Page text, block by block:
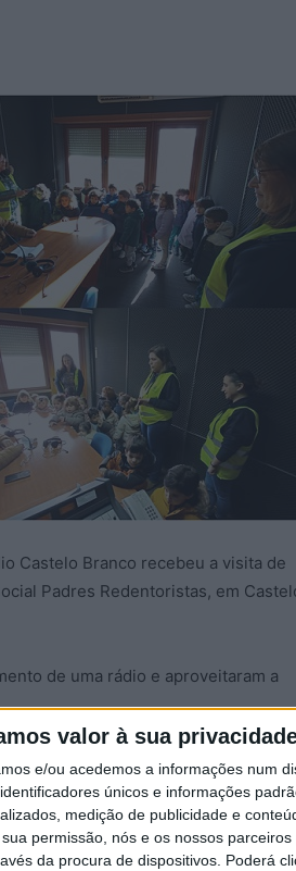
valor à sua
e/ou acedemos a informações num
únicos e informações
medição de publicidade e
permissão, nós e os nossos
da procura de dispositivos. Poderá
Castelo Branco recebeu a visita de
Padres Redentoristas, em
de uma rádio e aproveitaram a